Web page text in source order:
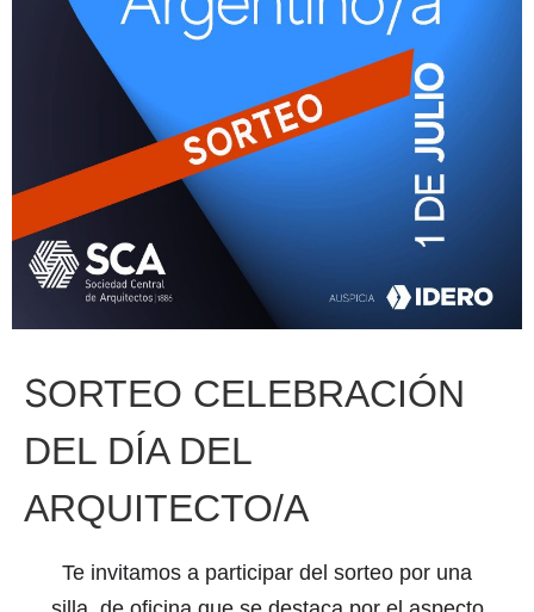
SORTEO CELEBRACIÓN
DEL DÍA DEL
ARQUITECTO/A
Te invitamos a participar del sorteo por una